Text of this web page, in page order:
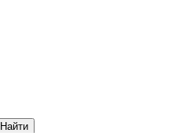
Найти